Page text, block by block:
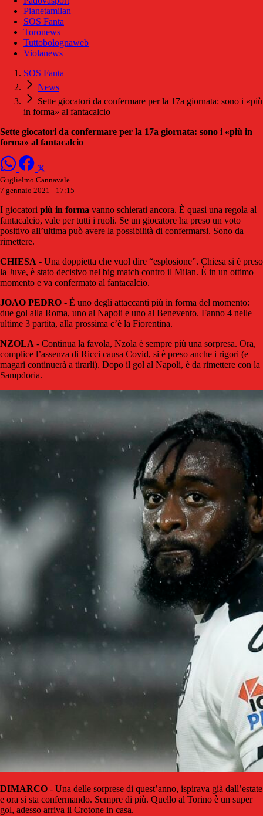
Pianetamilan
SOS Fanta
Toronews
Tuttobolognaweb
Violanews
SOS Fanta
News
Sette giocatori da confermare per la 17a giornata: sono i «più
in forma» al fantacalcio
Sette giocatori da confermare per la 17a giornata: sono i «più in
forma» al fantacalcio
Guglielmo Cannavale
7 gennaio 2021 - 17:15
I giocatori più in forma vanno schierati ancora. È quasi una regola al
fantacalcio, vale per tutti i ruoli. Se un giocatore ha preso un voto
positivo all’ultima può avere la possibilità di confermarsi. Sono da
rimettere.
CHIESA - Una doppietta che vuol dire “esplosione”. Chiesa si è preso
la Juve, è stato decisivo nel big match contro il Milan. È in un ottimo
momento e va confermato al fantacalcio.
JOAO PEDRO - È uno degli attaccanti più in forma del momento:
due gol alla Roma, uno al Napoli e uno al Benevento. Fanno 4 nelle
ultime 3 partita, alla prossima c’è la Fiorentina.
NZOLA - Continua la favola, Nzola è sempre più una sorpresa. Ora,
complice l’assenza di Ricci causa Covid, si è preso anche i rigori (e
magari continuerà a tirarli). Dopo il gol al Napoli, è da rimettere con la
Sampdoria.
DIMARCO - Una delle sorprese di quest’anno, ispirava già dall’estate
e ora si sta confermando. Sempre di più. Quello al Torino è un super
gol, adesso arriva il Crotone in casa.